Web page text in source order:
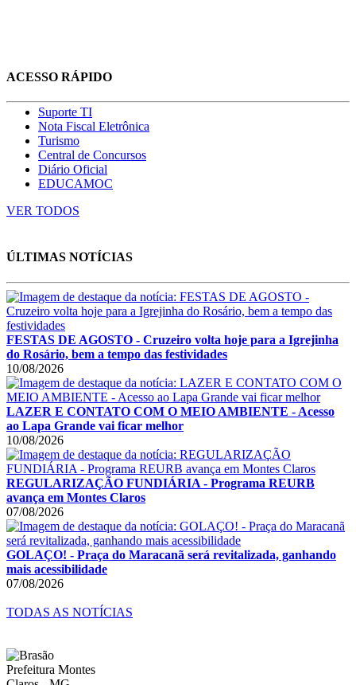
ACESSO RÁPIDO
Suporte TI
Nota Fiscal Eletrônica
Turismo
Central de Concursos
Diário Oficial
EDUCAMOC
VER TODOS
ÚLTIMAS NOTÍCIAS
FESTAS DE AGOSTO - Cruzeiro volta hoje para a Igrejinha
do Rosário, bem a tempo das festividades
10/08/2026
LAZER E CONTATO COM O MEIO AMBIENTE - Acesso
ao Lapa Grande vai ficar melhor
10/08/2026
REGULARIZAÇÃO FUNDIÁRIA - Programa REURB
avança em Montes Claros
07/08/2026
GOLAÇO! - Praça do Maracanã será revitalizada, ganhando
mais acessibilidade
07/08/2026
TODAS AS NOTÍCIAS